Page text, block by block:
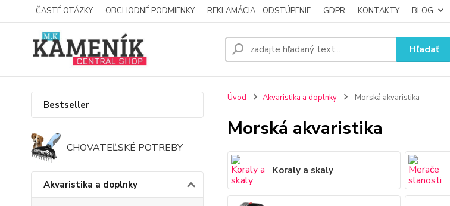
ČASTÉ OTÁZKY OBCHODNÉ PODMIENKY REKLAMÁCIA - ODSTÚPENIE GDPR KONTAKTY BLOG
Hľadať
Bestseller
CHOVATEĽSKÉ POTREBY
Akvaristika a doplnky
Úvod Akvaristika a doplnky Morská akvaristika
Morská akvaristika
Koraly a skaly